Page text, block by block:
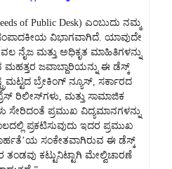
of Public Desk) ಎಂಬುದು ನಮ್ಮ
ವಿಭಾಗವಾಗಿದೆ. ಯಾವುದೇ
ನೈಜ ಮತ್ತು ಅಧಿಕೃತ ಮಾಹಿತಿಗಳನ್ನು
ಮಹತ್ತರ ಜವಾಬ್ದಾರಿಯನ್ನು ಈ ಡೆಸ್ಕ್
ಬ್ರೇಕಿಂಗ್ ನ್ಯೂಸ್, ಸರ್ಕಾರದ
ರಿಲೀಸ್‌ಗಳು, ಮತ್ತು ಸಾಮಾಜಿಕ
ಸೇರಿದಂತೆ ಪ್ರಮುಖ ವಿದ್ಯಮಾನಗಳನ್ನು
ಪ್ರಕಟಿಸುವುದು ಇದರ ಪ್ರಮುಖ
ಸಂಕೇತವಾಗಿರುವ ಈ ಡೆಸ್ಕ್
ತಂಡವು ಕಟ್ಟುನಿಟ್ಟಾಗಿ ಮೇಲ್ವಿಚಾರಣೆ